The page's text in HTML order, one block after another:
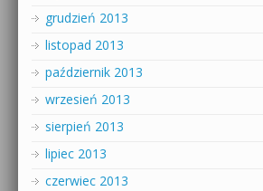
grudzień 2013
listopad 2013
październik 2013
wrzesień 2013
sierpień 2013
lipiec 2013
czerwiec 2013